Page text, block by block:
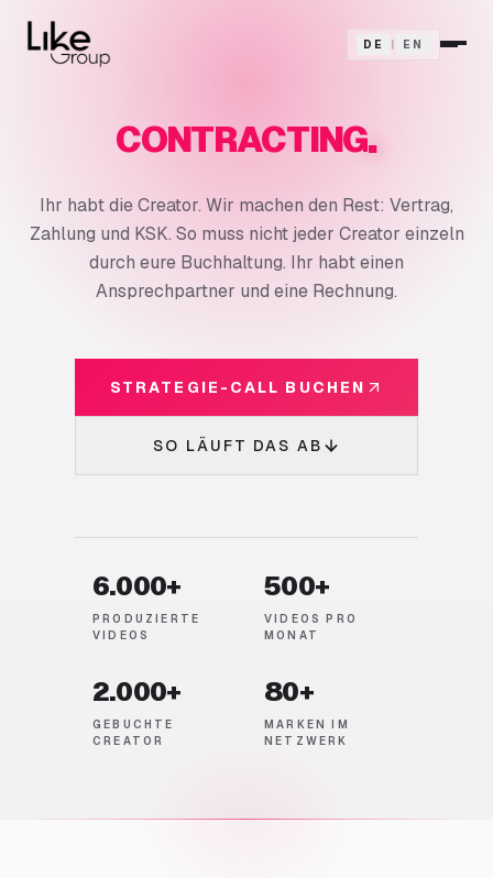
DE | EN
CONTRACTING.
Ihr habt die Creator. Wir machen den Rest: Vertrag,
Zahlung und KSK. So muss nicht jeder Creator einzeln
durch eure Buchhaltung. Ihr habt einen
Ansprechpartner und eine Rechnung.
STRATEGIE-CALL BUCHEN
SO LÄUFT DAS AB
6.000+
PRODUZIERTE
VIDEOS
500+
VIDEOS PRO
MONAT
2.000+
GEBUCHTE
CREATOR
80+
MARKEN IM
NETZWERK